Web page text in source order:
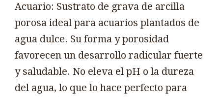
Acuario: Sustrato de grava de arcilla
porosa ideal para acuarios plantados de
agua dulce. Su forma y porosidad
favorecen un desarrollo radicular fuerte
y saludable. No eleva el pH o la dureza
del agua, lo que lo hace perfecto para